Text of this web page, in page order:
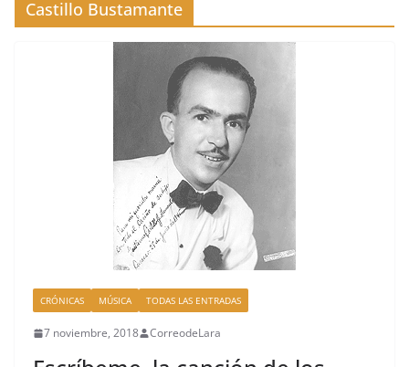
Castillo Bustamante
CRÓNICAS MÚSICA TODAS LAS ENTRADAS
7 noviembre, 2018 CorreodeLara